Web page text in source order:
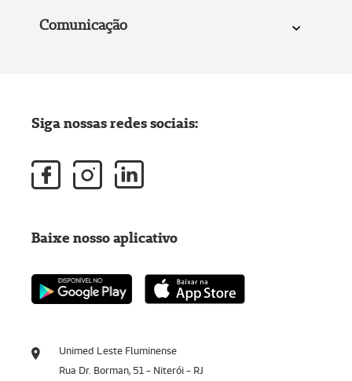
Comunicação
Unimed Leste Fluminense
Rua Dr. Borman, 51 - Niterói - RJ
Siga nossas redes sociais:
Baixe nosso aplicativo